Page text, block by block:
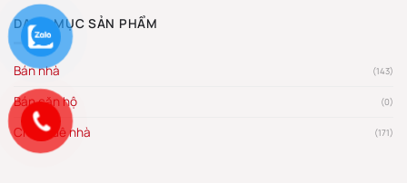
DANH MỤC SẢN PHẨM
Bán nhà (143)
Bán căn hộ (0)
Cho thuê nhà (171)